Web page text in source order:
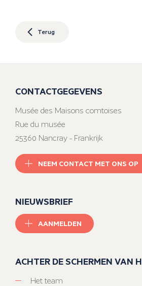
Terug
CONTACTGEGEVENS
Musée des Maisons comtoises
Rue du musée
25360 Nancray - Frankrijk
NEEM CONTACT MET ONS OP
NIEUWSBRIEF
AANMELDEN
ACHTER DE SCHERMEN VAN
Het team